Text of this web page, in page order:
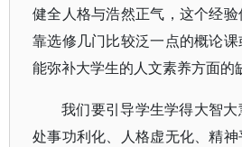
健全人格与浩然正气，这个经
靠选修几门比较泛一点的概论
能弥补大学生的人文素养方面的
我们要引导学生学得大智大
处事功利化、人格虚无化、精